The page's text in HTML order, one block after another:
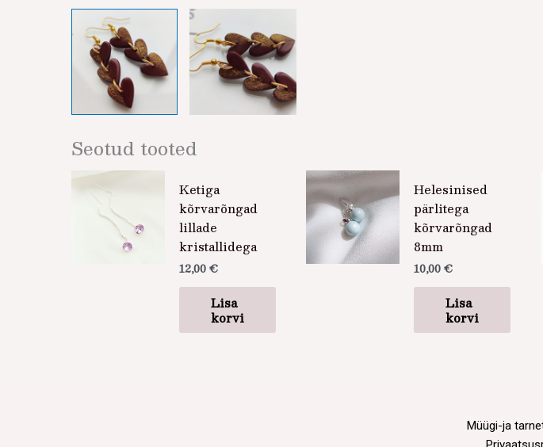
Seotud tooted
Ketiga
kõrvarõngad
lillade
kristallidega
12,00€
Lisa
korvi
Helesinised
pärlitega
kõrvarõngad
8mm
10,00€
Lisa
korvi
Müügi-ja